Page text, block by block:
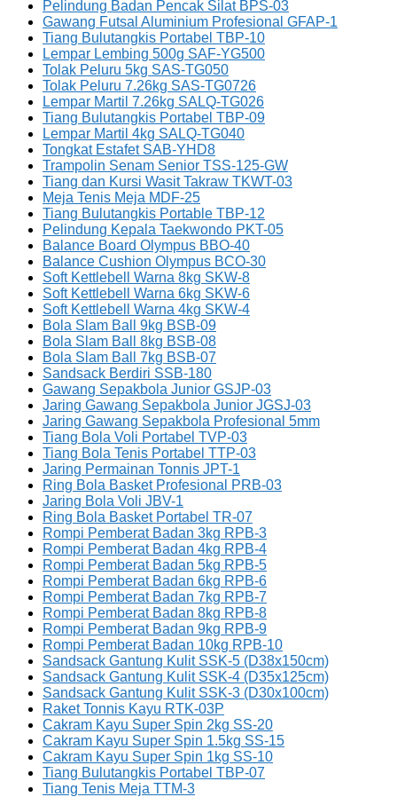
Pelindung Badan Pencak Silat BPS-03
Gawang Futsal Aluminium Profesional GFAP-1
Tiang Bulutangkis Portabel TBP-10
Lempar Lembing 500g SAF-YG500
Tolak Peluru 5kg SAS-TG050
Tolak Peluru 7.26kg SAS-TG0726
Lempar Martil 7.26kg SALQ-TG026
Tiang Bulutangkis Portabel TBP-09
Lempar Martil 4kg SALQ-TG040
Tongkat Estafet SAB-YHD8
Trampolin Senam Senior TSS-125-GW
Tiang dan Kursi Wasit Takraw TKWT-03
Meja Tenis Meja MDF-25
Tiang Bulutangkis Portable TBP-12
Pelindung Kepala Taekwondo PKT-05
Balance Board Olympus BBO-40
Balance Cushion Olympus BCO-30
Soft Kettlebell Warna 8kg SKW-8
Soft Kettlebell Warna 6kg SKW-6
Soft Kettlebell Warna 4kg SKW-4
Bola Slam Ball 9kg BSB-09
Bola Slam Ball 8kg BSB-08
Bola Slam Ball 7kg BSB-07
Sandsack Berdiri SSB-180
Gawang Sepakbola Junior GSJP-03
Jaring Gawang Sepakbola Junior JGSJ-03
Jaring Gawang Sepakbola Profesional 5mm
Tiang Bola Voli Portabel TVP-03
Tiang Bola Tenis Portabel TTP-03
Jaring Permainan Tonnis JPT-1
Ring Bola Basket Profesional PRB-03
Jaring Bola Voli JBV-1
Ring Bola Basket Portabel TR-07
Rompi Pemberat Badan 3kg RPB-3
Rompi Pemberat Badan 4kg RPB-4
Rompi Pemberat Badan 5kg RPB-5
Rompi Pemberat Badan 6kg RPB-6
Rompi Pemberat Badan 7kg RPB-7
Rompi Pemberat Badan 8kg RPB-8
Rompi Pemberat Badan 9kg RPB-9
Rompi Pemberat Badan 10kg RPB-10
Sandsack Gantung Kulit SSK-5 (D38x150cm)
Sandsack Gantung Kulit SSK-4 (D35x125cm)
Sandsack Gantung Kulit SSK-3 (D30x100cm)
Raket Tonnis Kayu RTK-03P
Cakram Kayu Super Spin 2kg SS-20
Cakram Kayu Super Spin 1.5kg SS-15
Cakram Kayu Super Spin 1kg SS-10
Tiang Bulutangkis Portabel TBP-07
Tiang Tenis Meja TTM-3